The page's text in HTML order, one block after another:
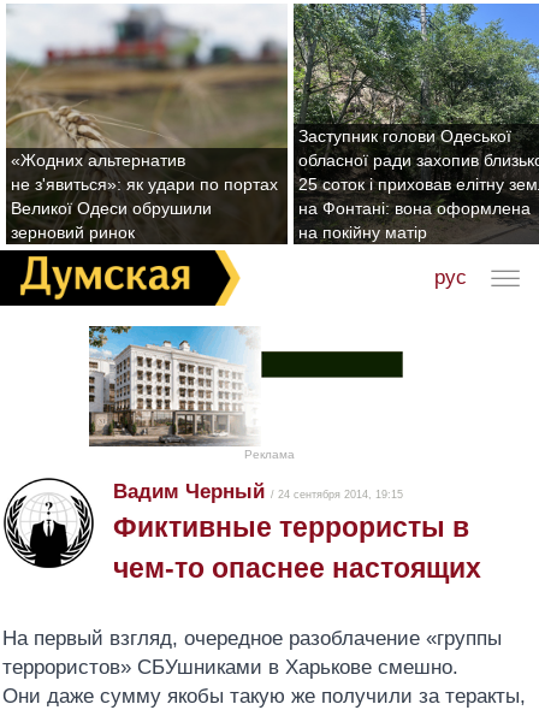
«Жодних альтернатив
не з'явиться»: як удари по портах
Великої Одеси обрушили
зерновий ринок
Заступник голови Одеської
обласної ради захопив
25 соток і приховав елітну
на Фонтані: вона оформлена
на покійну матір
рус
Реклама
Вадим Черный / 24 сентября 2014, 19:15
Фиктивные террористы в
чем-то опаснее настоящих
На первый взгляд, очередное разоблачение «группы
террористов» СБУшниками в Харькове смешно.
Они даже сумму якобы такую же получили за теракты,